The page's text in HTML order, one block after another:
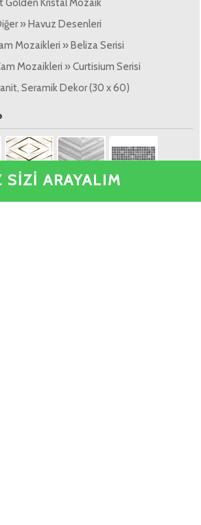
SİZİ ARAYALIM
» Havuz Desenleri
Mozaikleri » Beliza Serisi
Mozaikleri » Curtisium Serisi
Seramik Dekor (30 x 60)